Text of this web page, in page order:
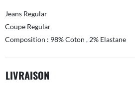
Jeans Regular
Coupe Regular
Composition : 98% Coton , 2% Elastane
LIVRAISON